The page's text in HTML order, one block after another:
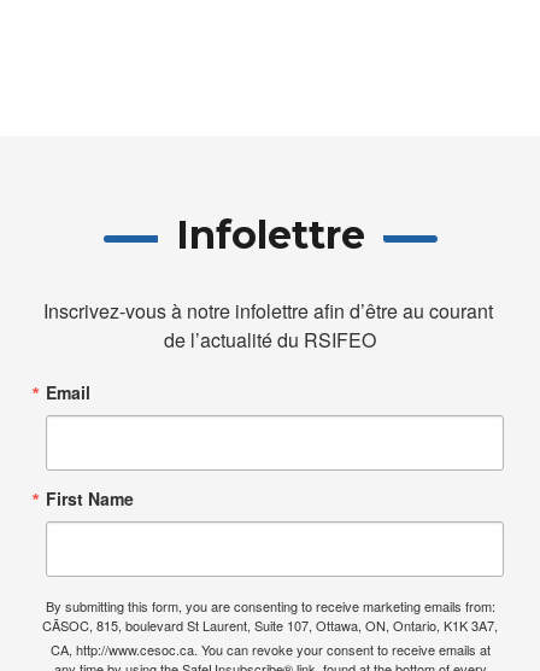
Infolettre
Inscrivez-vous à notre infolettre afin d’être au courant
de l’actualité du RSIFEO
Email
First Name
By submitting this form, you are consenting to receive marketing emails from:
CÃSOC, 815, boulevard St Laurent, Suite 107, Ottawa, ON, Ontario, K1K 3A7,
CA, http://www.cesoc.ca. You can revoke your consent to receive emails at